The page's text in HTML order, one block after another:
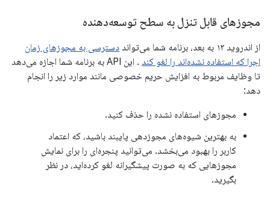
مجوزهای قابل تنزل به سطح توسعه‌دهنده
از اندروید ۱۳ به بعد، برنامه شما می‌تواند
دسترسی به مجوزهای زمان
اجرا که استفاده نشده‌اند را لغو کند
. این API به برنامه شما اجازه می‌دهد
تا وظایف مربوط به افزایش حریم خصوصی مانند موارد زیر را انجام
دهد:
مجوزهای استفاده نشده را حذف کنید.
به بهترین شیوه‌های مجوزدهی پایبند باشید، که اعتماد
کاربر را بهبود می‌بخشد. می‌توانید پنجره‌ای را برای نمایش
مجوزهایی که به صورت پیشگیرانه لغو کرده‌اید، در نظر
بگیرید.